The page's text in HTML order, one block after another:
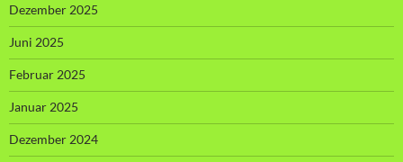
Dezember 2025
Juni 2025
Februar 2025
Januar 2025
Dezember 2024